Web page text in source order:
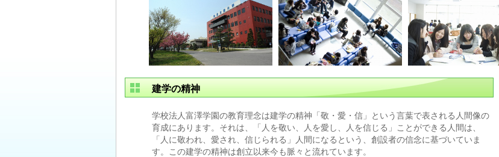
建学の精神
学校法人富澤学園の教育理念は建学の精神「敬・愛・信」という言葉で表される人間像の
育成にあります。それは、「人を敬い、人を愛し、人を信じる」ことができる人間は、
「人に敬われ、愛され、信じられる」人間になるという、創設者の信念に基づいていま
す。この建学の精神は創立以来今も脈々と流れています。